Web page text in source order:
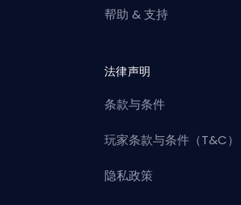
帮助 & 支持
法律声明
条款与条件
玩家条款与条件（T&C）
隐私政策